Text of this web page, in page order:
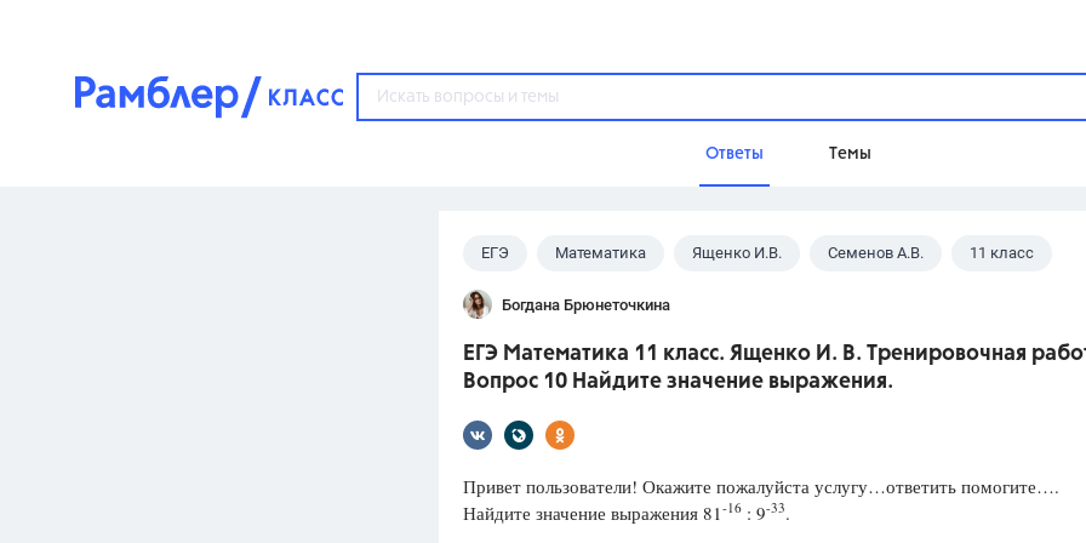
Ответы Темы
Популярные темы
ГДЗ
ОГЭ
ФИПИ
Домашнее задание
ЕГЭ Математика Ященко И.В. Семенов А.В. 11 класс
Богдана Брюнеточкина
ЕГЭ Математика 11 класс. Ященко И. В. Тренировочная
Вопрос 10 Найдите значение выражения.
Привет пользователи! Окажите пожалуйста услугу…ответить помогите….
Найдите значение выражения 81-16 : 9-33.